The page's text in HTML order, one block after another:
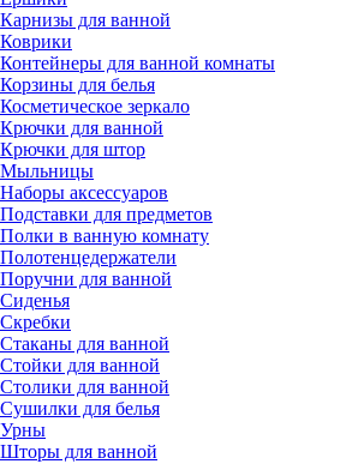
Карнизы для ванной
Коврики
Контейнеры для ванной комнаты
Корзины для белья
Косметическое зеркало
Крючки для ванной
Крючки для штор
Мыльницы
Наборы аксессуаров
Подставки для предметов
Полки в ванную комнату
Полотенцедержатели
Поручни для ванной
Сиденья
Скребки
Стаканы для ванной
Стойки для ванной
Столики для ванной
Сушилки для белья
Урны
Шторы для ванной